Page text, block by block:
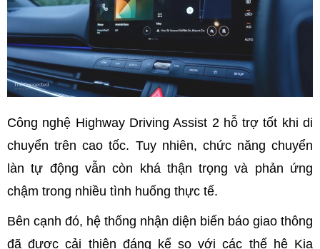
Công nghệ Highway Driving Assist 2 hỗ trợ tốt khi di
chuyển trên cao tốc. Tuy nhiên, chức năng chuyển
làn tự động vẫn còn khá thận trọng và phản ứng
chậm trong nhiều tình huống thực tế.
Bên cạnh đó, hệ thống nhận diện biển báo giao thông
đã được cải thiện đáng kể so với các thế hệ Kia